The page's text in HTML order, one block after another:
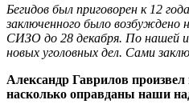
Бегидов был приговорен к 12
заключенного было возбуждено
СИЗО до 28 декабря. По нашей
новых уголовных дел. Сами
Александр Гаврилов
насколько оправданы наши